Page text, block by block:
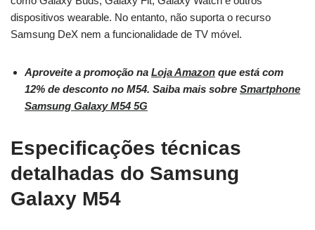
dispositivos wearable. No entanto, não suporta o recurso
Samsung DeX nem a funcionalidade de TV móvel.
Aproveite a promoção na Loja Amazon que está com
12% de desconto no M54. Saiba mais sobre Smartphone
Samsung Galaxy M54 5G
Especificações técnicas
detalhadas do Samsung
Galaxy M54